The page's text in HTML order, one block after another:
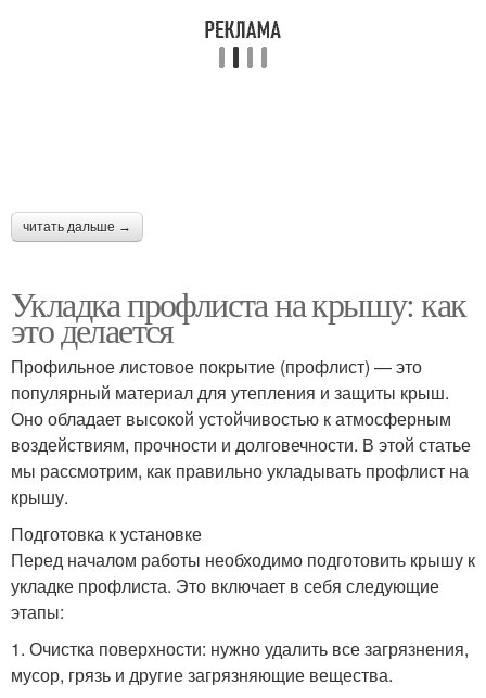
читать дальше →
Укладка профлиста на крышу: как
это делается
Профильное листовое покрытие (профлист) — это
популярный материал для утепления и защиты крыш.
Оно обладает высокой устойчивостью к атмосферным
воздействиям, прочности и долговечности. В этой статье
мы рассмотрим, как правильно укладывать профлист на
крышу.
Подготовка к установке
Перед началом работы необходимо подготовить крышу к
укладке профлиста. Это включает в себя следующие
этапы:
1. Очистка поверхности: нужно удалить все загрязнения,
мусор, грязь и другие загрязняющие вещества.